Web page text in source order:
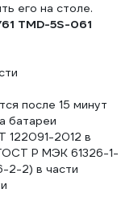
его на столе.
TMD-5S-061
после 15 минут
батареи
122091-2012 в
Р МЭК 61326-1-
2-2) в части